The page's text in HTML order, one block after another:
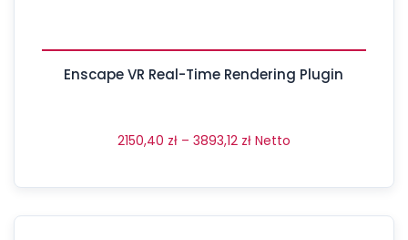
Enscape VR Real-Time Rendering Plugin
2150,40 zł – 3893,12 zł Netto